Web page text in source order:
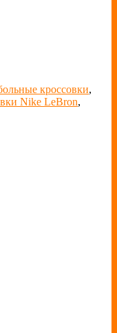
кроссовки,
Nike LeBron,